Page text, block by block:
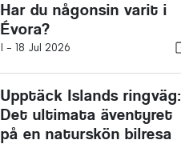
Har du någonsin varit i
Évora?
I - 18 Jul 2026
Upptäck Islands ringväg:
Det ultimata äventyret
på en naturskön bilresa